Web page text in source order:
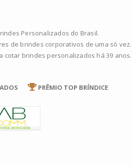
Personalizados do Brasil.
de brindes corporativos de uma só vez.
cotar brindes personalizados há 39 anos.
PRÊMIO TOP BRÍNDICE